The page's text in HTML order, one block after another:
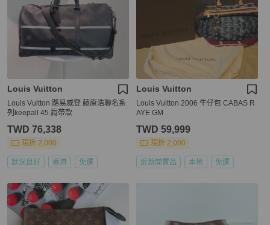
Louis Vuitton
Louis Vuitton 路易威登 藤原浩聯名系
列keepall 45 肩帶款
TWD 76,338
現折 2,000
狀況良好 香港 免運
Louis Vuitton
Louis Vuitton 2006 牛仔包 CABAS R
AYE GM
TWD 59,999
現折 2,000
近新閒置品 本地 免運